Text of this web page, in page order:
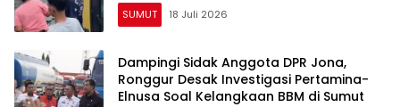
SUMUT 18 Juli 2026
Dampingi Sidak Anggota DPR Jona,
Ronggur Desak Investigasi Pertamina-
Elnusa Soal Kelangkaan BBM di Sumut